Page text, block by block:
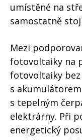
umístěné na
samostatně
Mezi
fotovoltaiky na
fotovoltaiky
s
s tepelným
elektrárny. Při
energetický